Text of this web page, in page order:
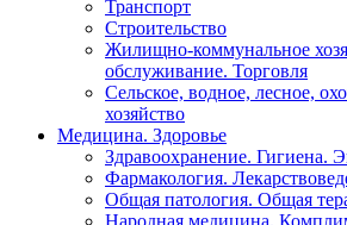
Транспорт
Строительство
Жилищно-коммунальное
обслуживание. Торговля
Сельское, водное, лесное,
хозяйство
Медицина. Здоровье
Здравоохранение. Гигиена.
Фармакология.
Общая патология. Общая
Народная медицина.